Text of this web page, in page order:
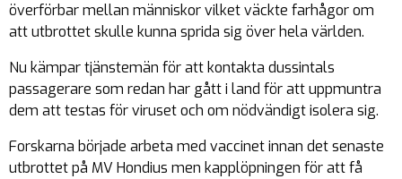
överförbar mellan människor vilket väckte farhågor om
att utbrottet skulle kunna sprida sig över hela världen.
Nu kämpar tjänstemän för att kontakta dussintals
passagerare som redan har gått i land för att uppmuntra
dem att testas för viruset och om nödvändigt isolera sig.
Forskarna började arbeta med vaccinet innan det senaste
utbrottet på MV Hondius men kapplöpningen för att få